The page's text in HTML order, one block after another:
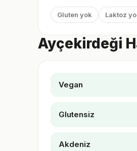
Gluten yok Laktoz
Ayçekirdeği
Vegan
Glutensiz
Akdeniz